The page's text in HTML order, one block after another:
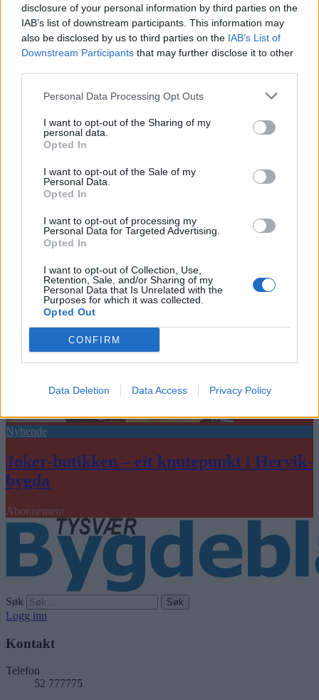
disclosure of your personal information by third parties on the
IAB’s list of downstream participants. This information may
also be disclosed by us to third parties on the IAB’s List of
Downstream Participants that may further disclose it to other
Personal Data Processing Opt Outs
I want to opt-out of the Sharing of my
personal data.
Opted In
I want to opt-out of the Sale of my
Personal Data.
Opted In
I want to opt-out of processing my
Personal Data for Targeted Advertising.
Opted In
I want to opt-out of Collection, Use,
Retention, Sale, and/or Sharing of my
Personal Data that Is Unrelated with the
Purposes for which it was collected.
Opted Out
CONFIRM
Data Deletion Data Access Privacy Policy
Sommerpraten
– Jeg liker folk som har det kjekt og
skryter og er fornøyd
Abonnement
Nyhende
Joker-butikken – eit knutepunkt i Hervik-
bygda
Abonnement
Søk
Logg inn
Kontakt
Telefon
52 777775